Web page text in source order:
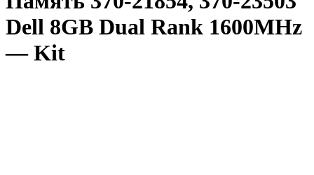
Dell 8GB Dual Rank 1600MHz
— Kit